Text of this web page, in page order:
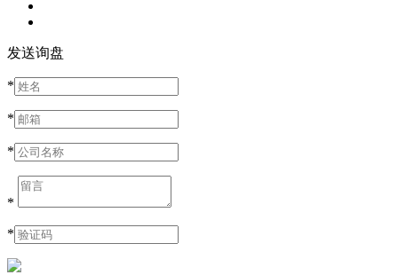
发送询盘
*
*
*
*
*